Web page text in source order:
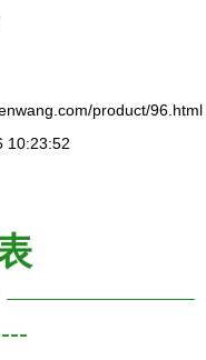
product/96.html
10:23:52